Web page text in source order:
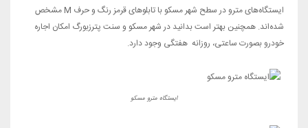
ایستگاه‌های مترو در سطح شهر مسکو با تابلوهای قرمز رنگ و حرف M مشخص
شده‌اند. همچنین بهتر است بدانید در شهر مسکو و سنت پترزبورگ امکان اجاره
خودرو بصورت ساعتی، روزانه هفتگی وجود دارد.
ایستگاه مترو مسکو